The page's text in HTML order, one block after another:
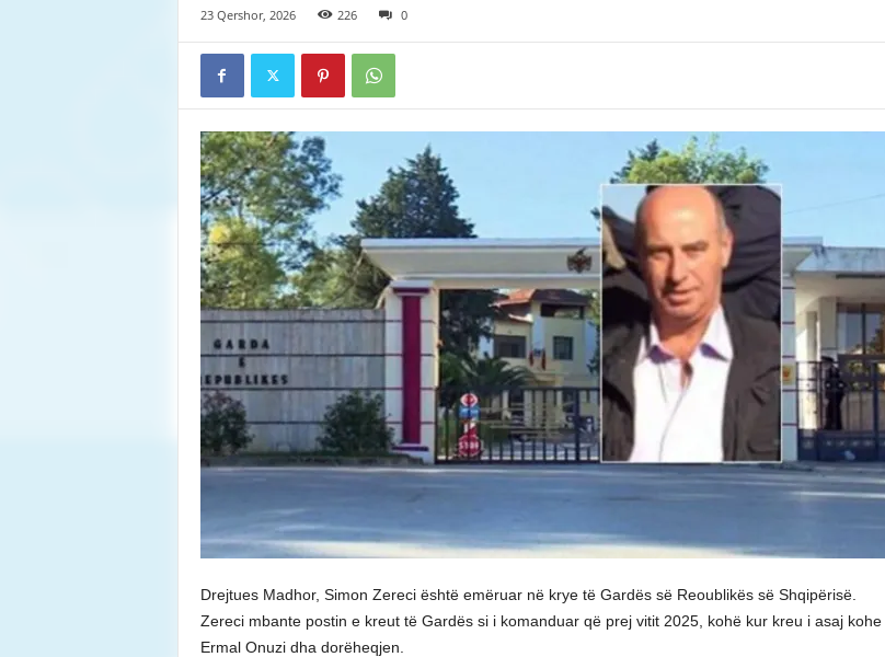
23 Qershor, 2026 226 0
Drejtues Madhor, Simon Zereci është emëruar në krye të Gardës së Reoublikës së Shqipërisë.
Zereci mbante postin e kreut të Gardës si i komanduar që prej vitit 2025, kohë kur kreu i asaj kohe
Ermal Onuzi dha dorëheqjen.